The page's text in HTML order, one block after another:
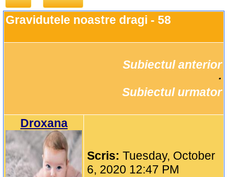
Gravidutele noastre dragi - 58
Subiectul anterior
Subiectul urmator
Droxana
Scris:Tuesday, October
6, 2020 12:47 PM